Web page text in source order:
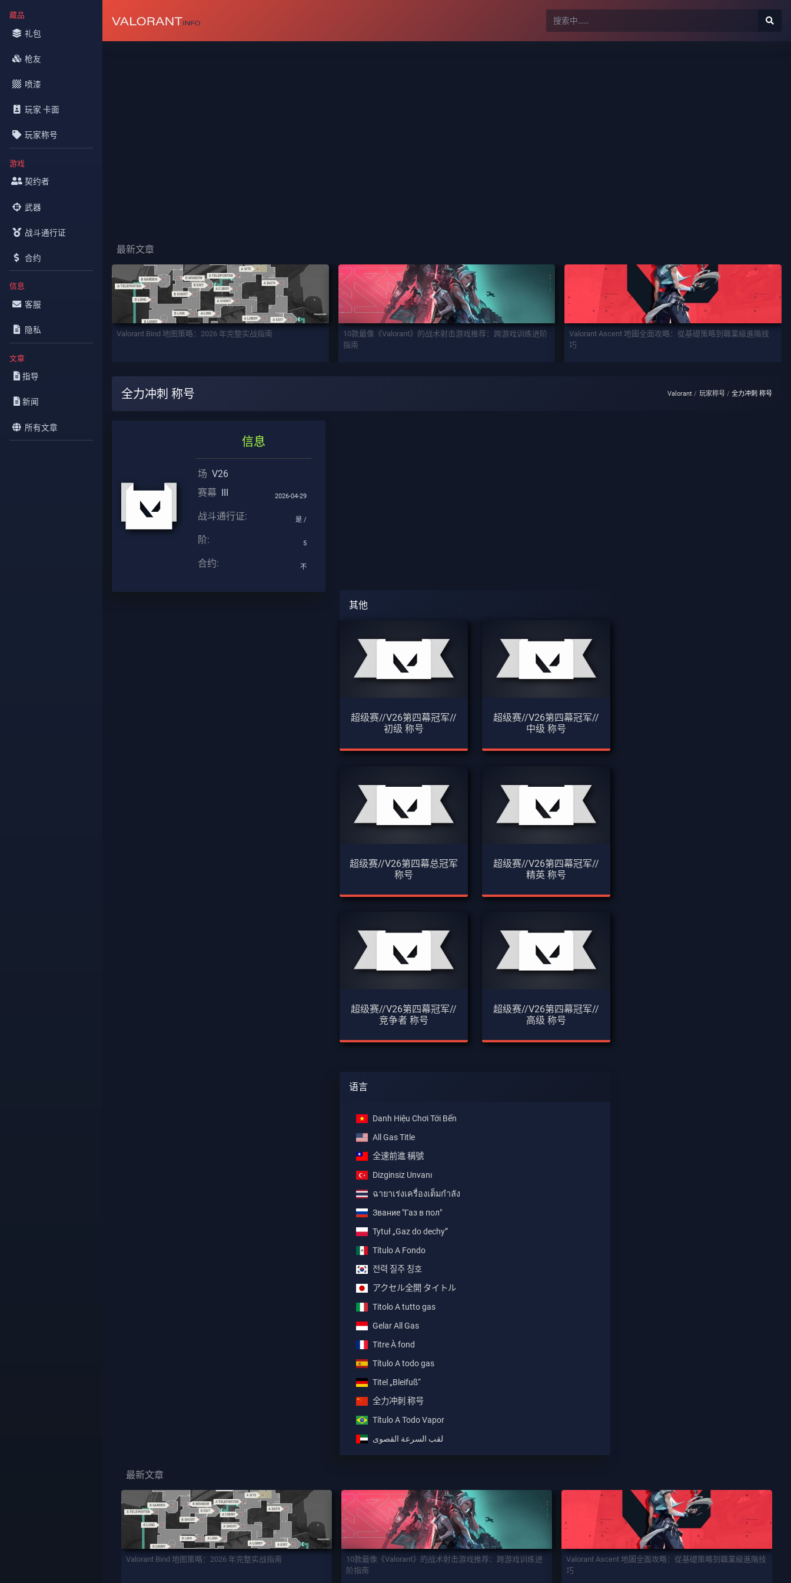
藏品
礼包
枪友
喷漆
玩家 卡面
玩家称号
游戏
契约者
武器
战斗通行证
合约
信息
客服
隐私
文章
指导
新闻
所有文章
最新文章
Valorant Bind 地图策略：2026 年完整实战指南
10款最像《Valorant》的战术射击游戏推荐：跨游戏训练进阶
指南
Valorant Ascent 地圖全面攻略：從基礎策略到職業級進階技
巧
全力冲刺 称号 Valorant 玩家称号 全力冲刺 称号
信息
场 V26
赛幕 III 2026-04-29
战斗通行证: 是 /
阶: 5
合约: 不
其他
超级赛//V26第四幕冠军//
初级 称号
超级赛//V26第四幕冠军//
中级 称号
超级赛//V26第四幕总冠军
称号
超级赛//V26第四幕冠军//
精英 称号
超级赛//V26第四幕冠军//
竞争者 称号
超级赛//V26第四幕冠军//
高级 称号
语言
Danh Hiệu Chơi Tới Bến
All Gas Title
全速前進 稱號
Dizginsiz Unvanı
ฉายาเร่งเครื่องเต็มกำลัง
Звание "Газ в пол"
Tytuł „Gaz do dechy”
Título A Fondo
전력 질주 칭호
アクセル全開 タイトル
Titolo A tutto gas
Gelar All Gas
Titre À fond
Título A todo gas
Titel „Bleifuß“
全力冲刺 称号
Título A Todo Vapor
لقب السرعة القصوى
最新文章
Valorant Bind 地图策略：2026 年完整实战指南
10款最像《Valorant》的战术射击游戏推荐：跨游戏训练进
阶指南
Valorant Ascent 地圖全面攻略：從基礎策略到職業級進階技
巧